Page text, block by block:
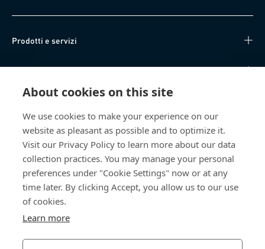
About cookies on this site
We use cookies to make your experience on our
website as pleasant as possible and to optimize it.
Visit our Privacy Policy to learn more about our data
collection practices. You may manage your personal
preferences under "Cookie Settings" now or at any
time later. By clicking Accept, you allow us to our use
of cookies.
Learn more
Prodotti e servizi
Knowledge Hub
Chi siamo
Bossard SA
Steinhauserstrasse 70
6301 Zug